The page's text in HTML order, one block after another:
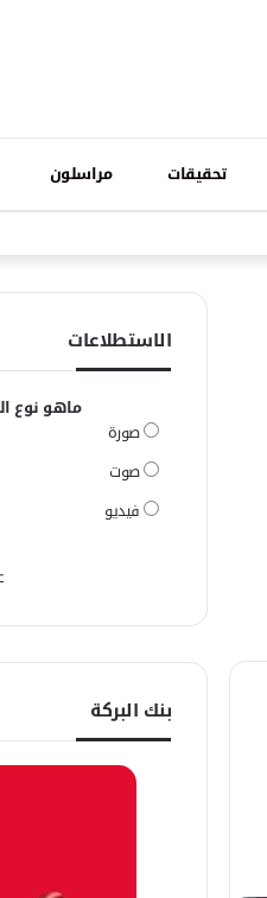
تحقيقات مراسلون
الاستطلاعات
ماهو نوع
صورة
صوت
فيديو
بنك البركة